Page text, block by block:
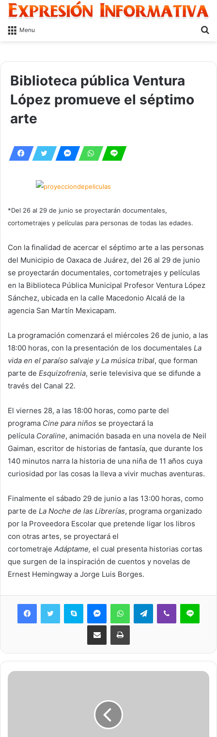
Menu
Biblioteca pública Ventura
López promueve el séptimo
arte
*Del 26 al 29 de junio se proyectarán documentales,
cortometrajes y películas para personas de todas las edades.
Con la finalidad de acercar el séptimo arte a las personas
del Municipio de Oaxaca de Juárez, del 26 al 29 de junio
se proyectarán documentales, cortometrajes y películas
en la Biblioteca Pública Municipal Profesor Ventura López
Sánchez, ubicada en la calle Macedonio Alcalá de la
agencia San Martín Mexicapam.
La programación comenzará el miércoles 26 de junio, a las
18:00 horas, con la presentación de los documentales La
vida en el paraíso salvaje y La música tribal, que forman
parte de Esquizofrenia, serie televisiva que se difunde a
través del Canal 22.
El viernes 28, a las 18:00 horas, como parte del
programa Cine para niños se proyectará la
película Coraline, animación basada en una novela de Neil
Gaiman, escritor de historias de fantasía, que durante los
140 minutos narra la historia de una niña de 11 años cuya
curiosidad por las cosas la lleva a vivir muchas aventuras.
Finalmente el sábado 29 de junio a las 13:00 horas, como
parte de La Noche de las Librerías, programa organizado
por la Proveedora Escolar que pretende ligar los libros
con otras artes, se proyectará el
cortometraje Adáptame, el cual presenta historias cortas
que surgen de la inspiración de cuentos y novelas de
Ernest Hemingway a Jorge Luis Borges.
Skype MessengerWhatsAppTelegramViber Line
Share via Email Print